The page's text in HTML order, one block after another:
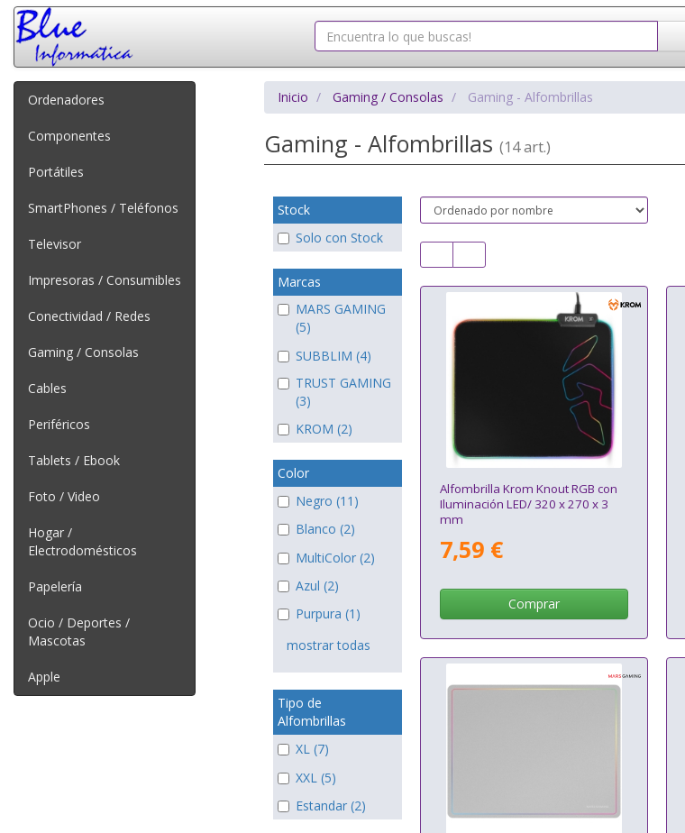
Ordenadores
Componentes
Portátiles
SmartPhones / Teléfonos
Televisor
Impresoras / Consumibles
Conectividad / Redes
Gaming / Consolas
Cables
Periféricos
Tablets / Ebook
Foto / Video
Hogar /
Electrodomésticos
Papelería
Ocio / Deportes /
Mascotas
Apple
Inicio Gaming / Consolas Gaming - Alfombrillas
Gaming - Alfombrillas (14 art.)
Stock
Solo con Stock
Marcas
MARS GAMING
(5)
SUBBLIM (4)
TRUST GAMING
(3)
KROM (2)
Color
Negro (11)
Blanco (2)
MultiColor (2)
Azul (2)
Purpura (1)
mostrar todas
Tipo de
Alfombrillas
XL (7)
XXL (5)
Estandar (2)
Alfombrilla Krom Knout RGB con
Iluminación LED/ 320 x 270 x 3
mm
7,59 €
Comprar